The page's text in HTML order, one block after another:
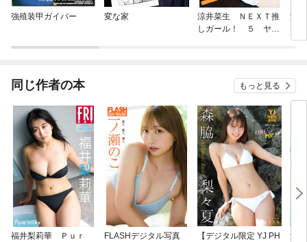
強殖装甲ガイバー 変な家
涼井菜生 ＮＥＸＴ推
しガール！ ５ ヤン
涼
マ
同じ作者の本 もっと見る
福井梨莉華 Ｐｕｒ
FLASHデジタル写真
【デジタル限定 YJ PH
溝